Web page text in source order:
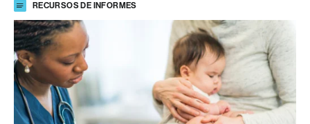
RECURSOS DE INFORMES